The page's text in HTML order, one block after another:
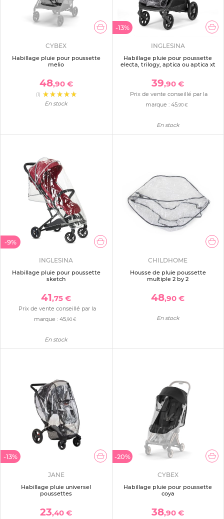
CYBEX
Habillage pluie pour poussette
melio
48,90 €
(1)
En stock
-13%
INGLESINA
Habillage pluie pour poussette
electa, trilogy, aptica ou aptica xt
39,90 €
Prix de vente conseillé par la
marque :45,90 €
En stock
-9%
INGLESINA
Habillage pluie pour poussette
sketch
41,75 €
Prix de vente conseillé par la
marque : 45,90 €
En stock
CHILDHOME
Housse de pluie poussette
multiple 2 by 2
48,90 €
En stock
-13%
JANE
Habillage pluie universel
poussettes
23,40 €
-20%
CYBEX
Habillage pluie pour poussette
coya
38,90 €